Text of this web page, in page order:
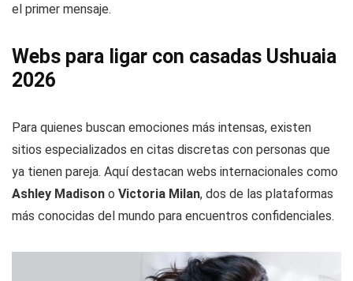
el primer mensaje.
Webs para ligar con casadas Ushuaia
2026
Para quienes buscan emociones más intensas, existen
sitios especializados en citas discretas con personas que
ya tienen pareja. Aquí destacan webs internacionales como
Ashley Madison o Victoria Milan, dos de las plataformas
más conocidas del mundo para encuentros confidenciales.